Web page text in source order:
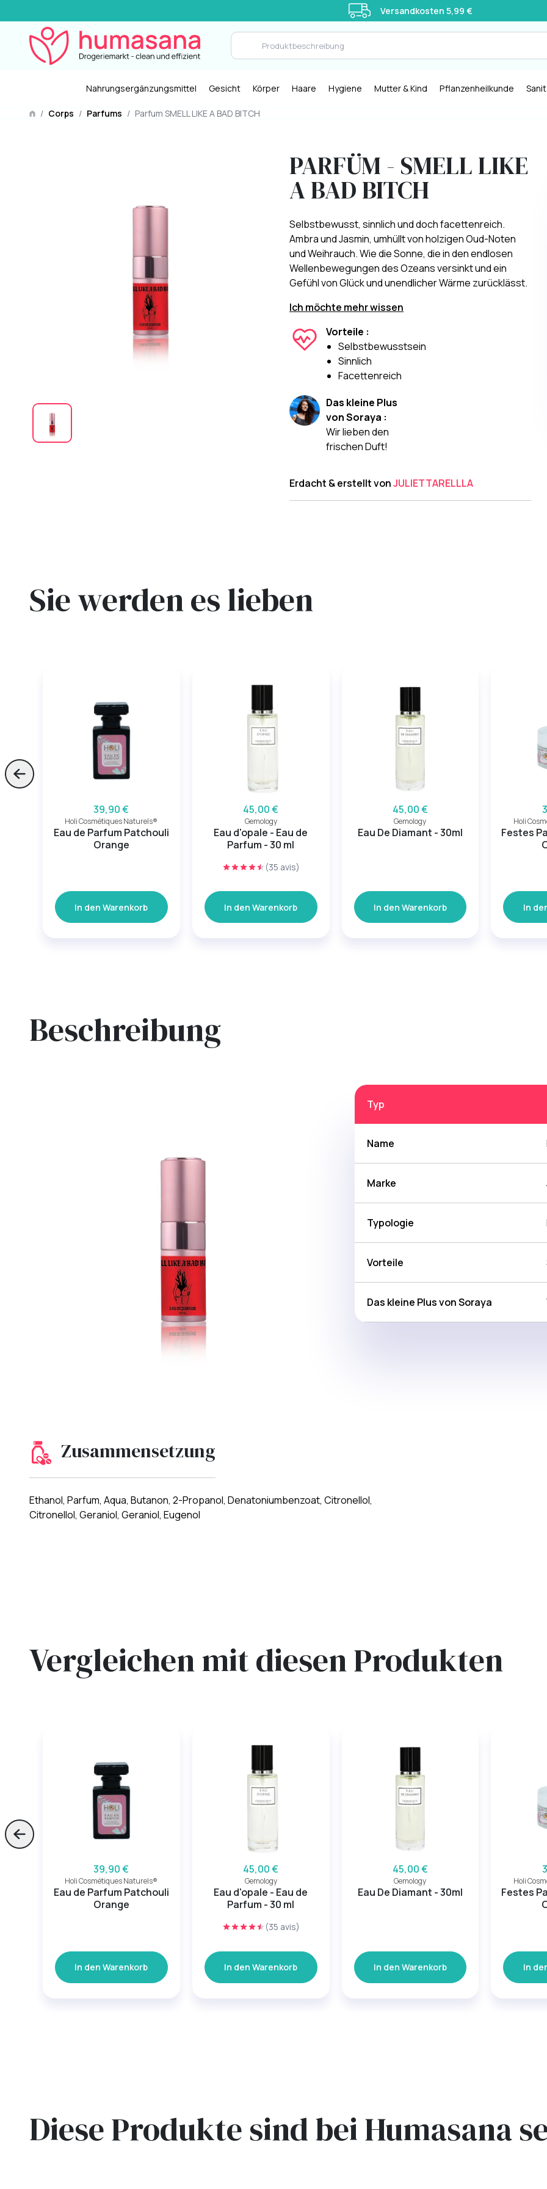
Versandkosten 5,99 €
Nahrungsergänzungsmittel Gesicht Körper Haare Hygiene Mutter & Kind Pflanzenheilkunde
/ Corps / Parfums / Parfum SMELL LIKE A BAD BITCH
PARFÜM - SMELL LIKE
A BAD BITCH
Selbstbewusst, sinnlich und doch facettenreich.
Ambra und Jasmin, umhüllt von holzigen Oud-Noten
und Weihrauch. Wie die Sonne, die in den endlosen
Wellenbewegungen des Ozeans versinkt und ein
Gefühl von Glück und unendlicher Wärme zurücklässt.
Ich möchte mehr wissen
Vorteile :
Selbstbewusstsein
Sinnlich
Facettenreich
Das kleine Plus
von Soraya :
Wir lieben den
frischen Duft!
Erdacht & erstellt vonJULIETTARELLLA
Sie werden es lieben
39,90 €
Holi Cosmétiques Naturels®
Eau de Parfum Patchouli
Orange
In den Warenkorb
45,00 €
Gemology
Eau d'opale - Eau de
Parfum - 30 ml
(35 avis)
In den Warenkorb
45,00 €
Gemology
Eau De Diamant - 30ml
In den Warenkorb
Holi
Festes
In
Skip to previous slide page
Beschreibung
Typ
Name
Marke
Typologie
Vorteile
Das kleine Plus von Soraya
Zusammensetzung
Ethanol, Parfum, Aqua, Butanon, 2-Propanol, Denatoniumbenzoat, Citronellol,
Citronellol, Geraniol, Geraniol, Eugenol
Vergleichen mit diesen Produkten
39,90 €
Holi Cosmétiques Naturels®
Eau de Parfum Patchouli
Orange
In den Warenkorb
45,00 €
Gemology
Eau d'opale - Eau de
Parfum - 30 ml
(35 avis)
In den Warenkorb
45,00 €
Gemology
Eau De Diamant - 30ml
In den Warenkorb
Holi
Festes
In
Skip to previous slide page
Diese Produkte sind bei Humasana